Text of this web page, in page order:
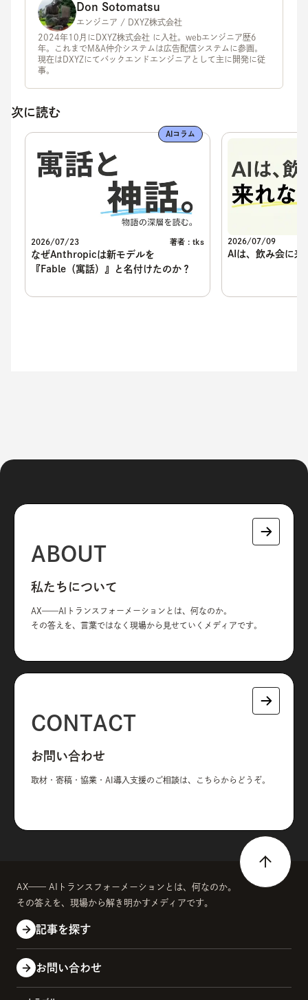
Don Sotomatsu
エンジニア / DXYZ株式会社
2024年10月にDXYZ株式会社 に入社。webエンジニア歴6
年。これまでM&A仲介システムは広告配信システムに参画。
現在はDXYZにてバックエンドエンジニアとして主に開発に従
事。
次に読む
2026/07/23 著者 : tks
なぜAnthropicは新モデルを
『Fable（寓話）』と名付けたのか？
AIコラム
2026/07/09
AIは、飲み会に来
ABOUT
私たちについて
AX——AIトランスフォーメーションとは、何なのか。
その答えを、言葉ではなく現場から見せていくメディアです。
CONTACT
お問い合わせ
取材・寄稿・協業・AI導入支援のご相談は、こちらからどうぞ。
AX—— AIトランスフォーメーションとは、何なのか。
その答えを、現場から解き明かすメディアです。
記事を探す
お問い合わせ